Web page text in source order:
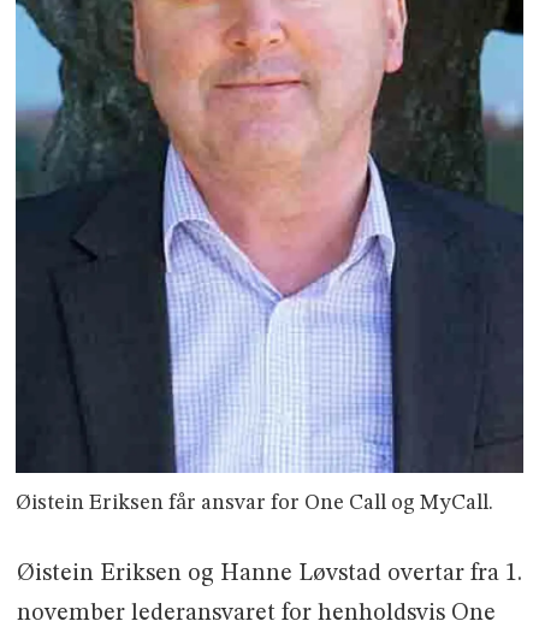
Øistein Eriksen får ansvar for One Call og MyCall.
Øistein Eriksen og Hanne Løvstad overtar fra 1.
november lederansvaret for henholdsvis One